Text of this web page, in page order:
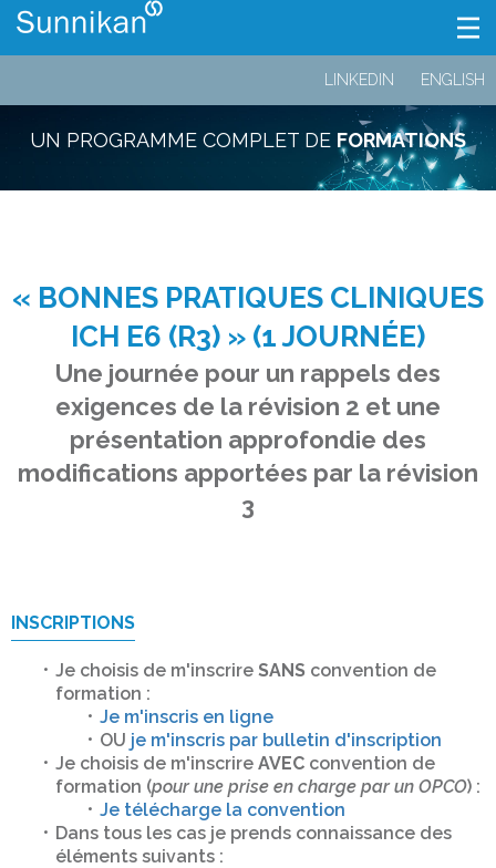
LINKEDIN ENGLISH
UN PROGRAMME COMPLET DE FORMATIONS
« BONNES PRATIQUES CLINIQUES
ICH E6 (R3) » (1 JOURNÉE)
Une journée pour un rappels des
exigences de la révision 2 et une
présentation approfondie des
modifications apportées par la révision
3
INSCRIPTIONS
Je choisis de m'inscrire SANS convention de
formation :
Je m'inscris en ligne
OU je m'inscris par bulletin d'inscription
Je choisis de m'inscrire AVEC convention de
formation (pour une prise en charge par un OPCO) :
Je télécharge la convention
Dans tous les cas je prends connaissance des
éléments suivants :